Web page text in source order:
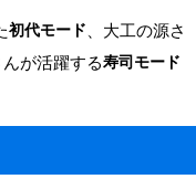
初代モード 、大工の源さ
んが活躍する寿司モード